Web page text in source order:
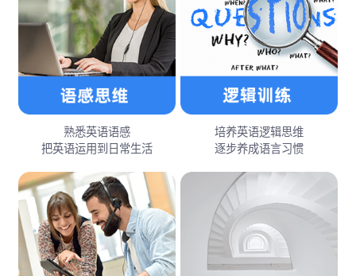
熟悉英语语感
把英语运用到日常生活
培养英语逻辑思维
逐步养成语言习惯